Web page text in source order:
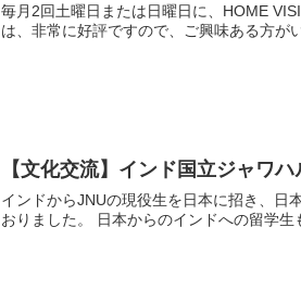
毎月2回土曜日または日曜日に、HOME VISITを実施しております。 本場のインドカレー作り、
は、非常に好評ですので、ご興味ある方が
【文化交流】インド国立ジャワ
インドからJNUの現役生を日本に招き、日本で活躍している卒業生
おりました。 日本からのインド